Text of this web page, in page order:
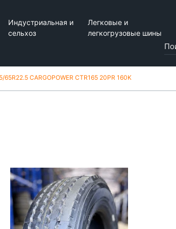
Индустриальная и
сельхоз
Легковые и
легкогрузовые шины
65R22.5 CARGOPOWER CTR165 20PR 160K